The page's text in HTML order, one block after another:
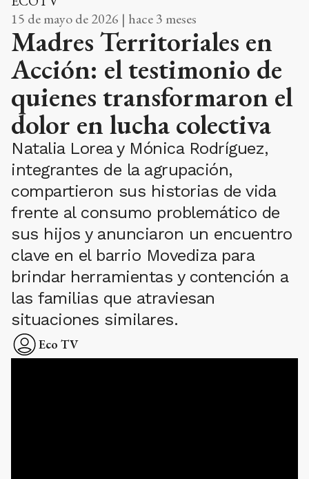
15 de mayo de 2026 | hace 3 meses
Madres Territoriales en
Acción: el testimonio de
quienes transformaron el
dolor en lucha colectiva
Natalia Lorea y Mónica Rodríguez,
integrantes de la agrupación,
compartieron sus historias de vida
frente al consumo problemático de
sus hijos y anunciaron un encuentro
clave en el barrio Movediza para
brindar herramientas y contención a
las familias que atraviesan
situaciones similares.
Eco TV